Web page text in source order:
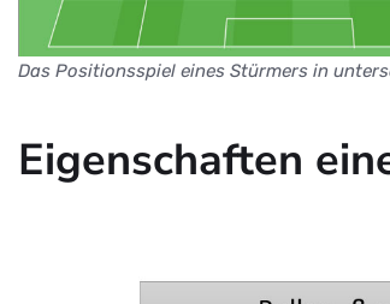
Das Positionsspiel eines Stürmers in
Eigenschaften